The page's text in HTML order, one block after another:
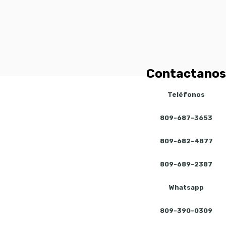
Contactanos
Teléfonos
809-687-3653
809-682-4877
809-689-2387
Whatsapp
809-390-0309